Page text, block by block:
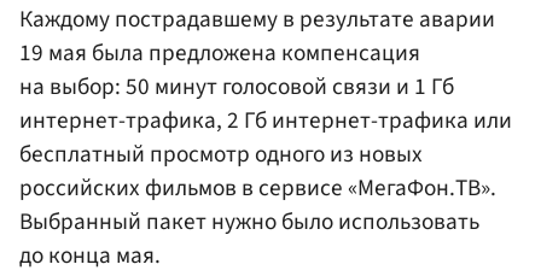
Каждому пострадавшему в результате аварии
19 мая была предложена компенсация
на выбор: 50 минут голосовой связи и 1 Гб
интернет-трафика, 2 Гб интернет-трафика или
бесплатный просмотр одного из новых
российских фильмов в сервисе «МегаФон.ТВ».
Выбранный пакет нужно было использовать
до конца мая.